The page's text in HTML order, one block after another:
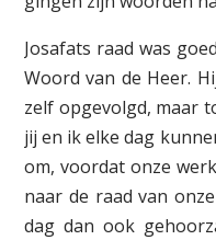
Josafats raad was
Woord van de Heer.
zelf opgevolgd, maar
jij en ik elke dag
om, voordat onze
naar de raad van
dag dan ook